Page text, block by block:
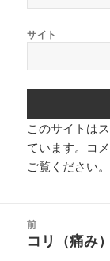
サイト
このサイトは
ています。 コ
ご覧ください。
前
前
コリ（痛み